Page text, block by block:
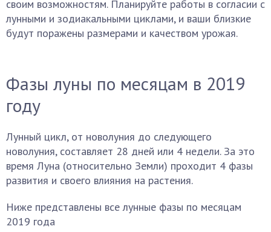
своим возможностям. Планируйте работы в согласии с
лунными и зодиакальными циклами, и ваши близкие
будут поражены размерами и качеством урожая.
Фазы луны по месяцам в 2019
году
Лунный цикл, от новолуния до следующего
новолуния, составляет 28 дней или 4 недели. За это
время Луна (относительно Земли) проходит 4 фазы
развития и своего влияния на растения.
Ниже представлены все лунные фазы по месяцам
2019 года